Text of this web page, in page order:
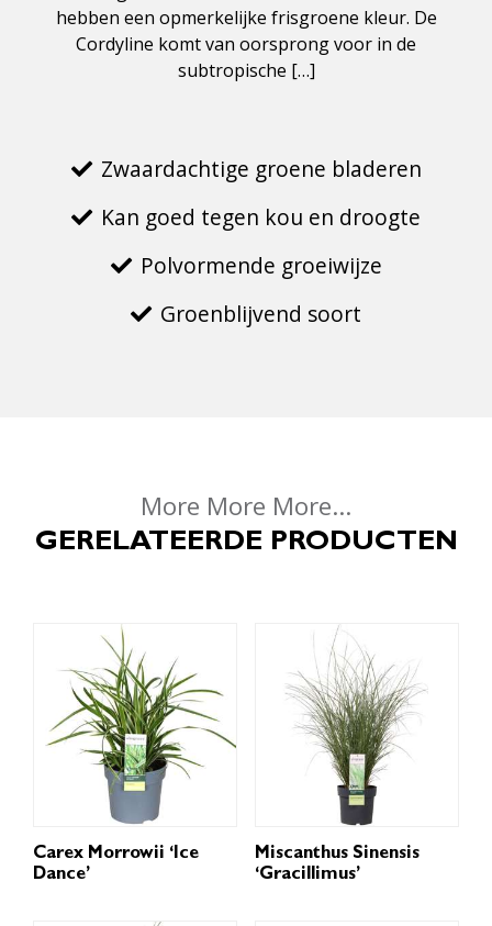
hebben een opmerkelijke frisgroene kleur. De
Cordyline komt van oorsprong voor in de
subtropische […]
Zwaardachtige groene bladeren
Kan goed tegen kou en droogte
Polvormende groeiwijze
Groenblijvend soort
More More More...
GERELATEERDE PRODUCTEN
Carex Morrowii ‘Ice
Dance’
Miscanthus Sinensis
‘Gracillimus’